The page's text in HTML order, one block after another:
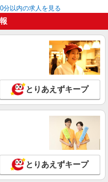
分以内の求人を見る
とりあえずキープ
とりあえずキープ